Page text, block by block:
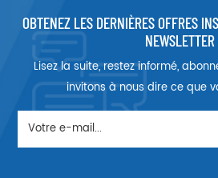
systèmes d'imagerie
complexes.
OBTENEZ LES DERNIÈRES OFFRES
NEWSLETTER
Lisez la suite, restez informé,
invitons à nous dire ce que